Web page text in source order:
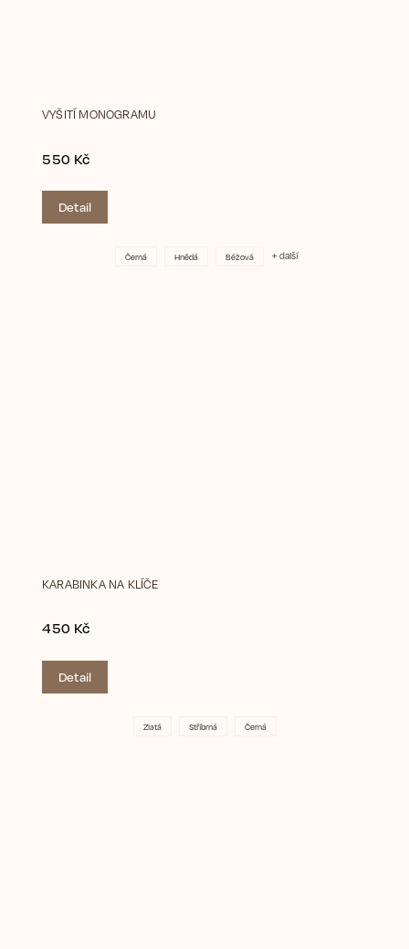
VYŠITÍ MONOGRAMU
550 Kč
Detail
Černá Hnědá Béžová + další
KARABINKA NA KLÍČE
450 Kč
Detail
Zlatá Stříbrná Černá